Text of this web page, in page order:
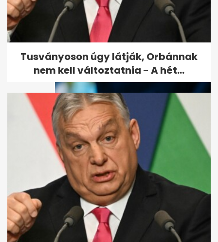
Átmeneti enyhülés után
vasárnaptól ismét erősödik a
hőség
Mikor nem vonják le a bérből a
jegyzéken szereplő adót és...
Tusványoson úgy látják, Orbánnak
nem kell változtatnia - A hét...